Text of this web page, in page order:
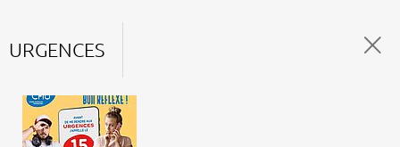
URGENCES